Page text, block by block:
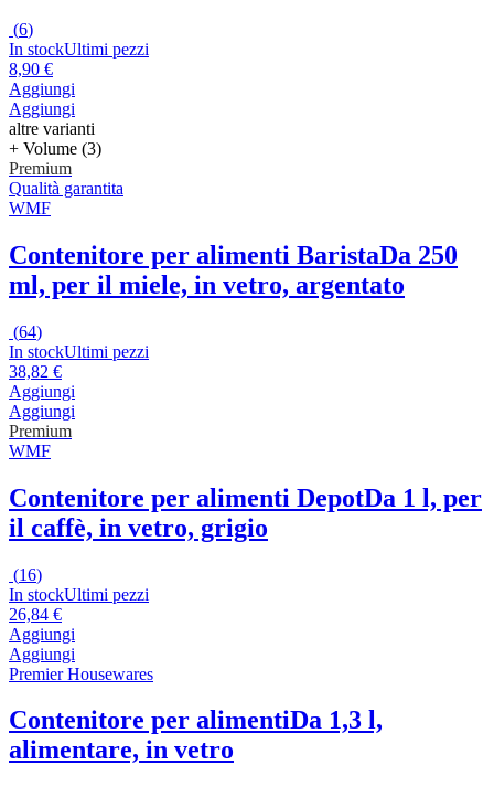
(6)
In stockUltimi pezzi
8,90 €
Aggiungi
Aggiungi
altre varianti
+ Volume (3)
Premium
Qualità garantita
WMF
Contenitore per alimenti BaristaDa 250
ml, per il miele, in vetro, argentato
(64)
In stockUltimi pezzi
38,82 €
Aggiungi
Aggiungi
Premium
WMF
Contenitore per alimenti DepotDa 1 l, per
il caffè, in vetro, grigio
(16)
In stockUltimi pezzi
26,84 €
Aggiungi
Aggiungi
Premier Housewares
Contenitore per alimentiDa 1,3 l,
alimentare, in vetro